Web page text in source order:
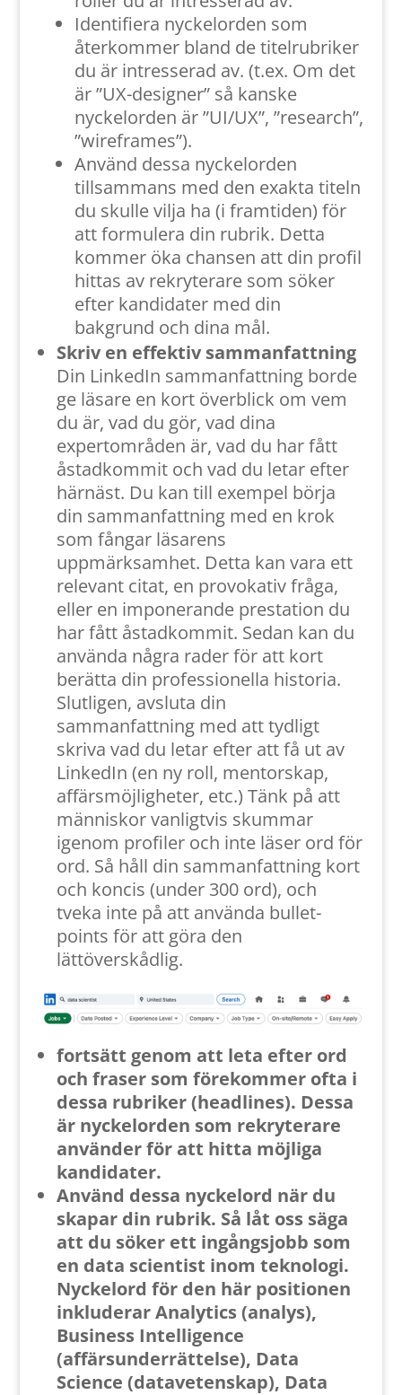
Identifiera nyckelorden som
återkommer bland de titelrubriker
du är intresserad av. (t.ex. Om det
är ”UX-designer” så kanske
nyckelorden är ”UI/UX”, ”research”,
”wireframes”).
Använd dessa nyckelorden
tillsammans med den exakta titeln
du skulle vilja ha (i framtiden) för
att formulera din rubrik. Detta
kommer öka chansen att din profil
hittas av rekryterare som söker
efter kandidater med din
bakgrund och dina mål.
Skriv en effektiv sammanfattning
Din LinkedIn sammanfattning borde
ge läsare en kort överblick om vem
du är, vad du gör, vad dina
expertområden är, vad du har fått
åstadkommit och vad du letar efter
härnäst. Du kan till exempel börja
din sammanfattning med en krok
som fångar läsarens
uppmärksamhet. Detta kan vara ett
relevant citat, en provokativ fråga,
eller en imponerande prestation du
har fått åstadkommit. Sedan kan du
använda några rader för att kort
berätta din professionella historia.
Slutligen, avsluta din
sammanfattning med att tydligt
skriva vad du letar efter att få ut av
LinkedIn (en ny roll, mentorskap,
affärsmöjligheter, etc.) Tänk på att
människor vanligtvis skummar
igenom profiler och inte läser ord för
ord. Så håll din sammanfattning kort
och koncis (under 300 ord), och
tveka inte på att använda bullet-
points för att göra den
lättöverskådlig.
fortsätt genom att leta efter ord
och fraser som förekommer ofta i
dessa rubriker (headlines). Dessa
är nyckelorden som rekryterare
använder för att hitta möjliga
kandidater.
Använd dessa nyckelord när du
skapar din rubrik. Så låt oss säga
att du söker ett ingångsjobb som
en data scientist inom teknologi.
Nyckelord för den här positionen
inkluderar Analytics (analys),
Business Intelligence
(affärsunderrättelse), Data
Science (datavetenskap), Data